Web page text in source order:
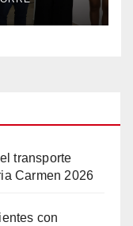
transporte
Carmen 2026
con